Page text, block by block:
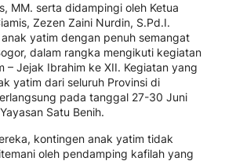
MM. serta didampingi oleh Ketua
Zezen Zaini Nurdin, S.Pd.I.
yatim dengan penuh semangat
dalam rangka mengikuti kegiatan
– Jejak Ibrahim ke XII. Kegiatan yang
yatim dari seluruh Provinsi di
pada tanggal 27-30 Juni
Satu Benih.
kontingen anak yatim tidak
oleh pendamping kafilah yang